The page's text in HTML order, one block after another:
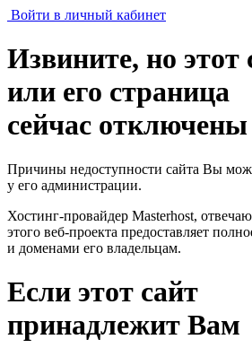
Войти в личный кабинет
Извините, но этот
или его страница
сейчас отключены
Причины недоступности сайта Вы
у его администрации.
Хостинг-провайдер Masterhost,
этого веб-проекта предоставляет
и доменами его владельцам.
Если этот сайт
принадлежит Вам